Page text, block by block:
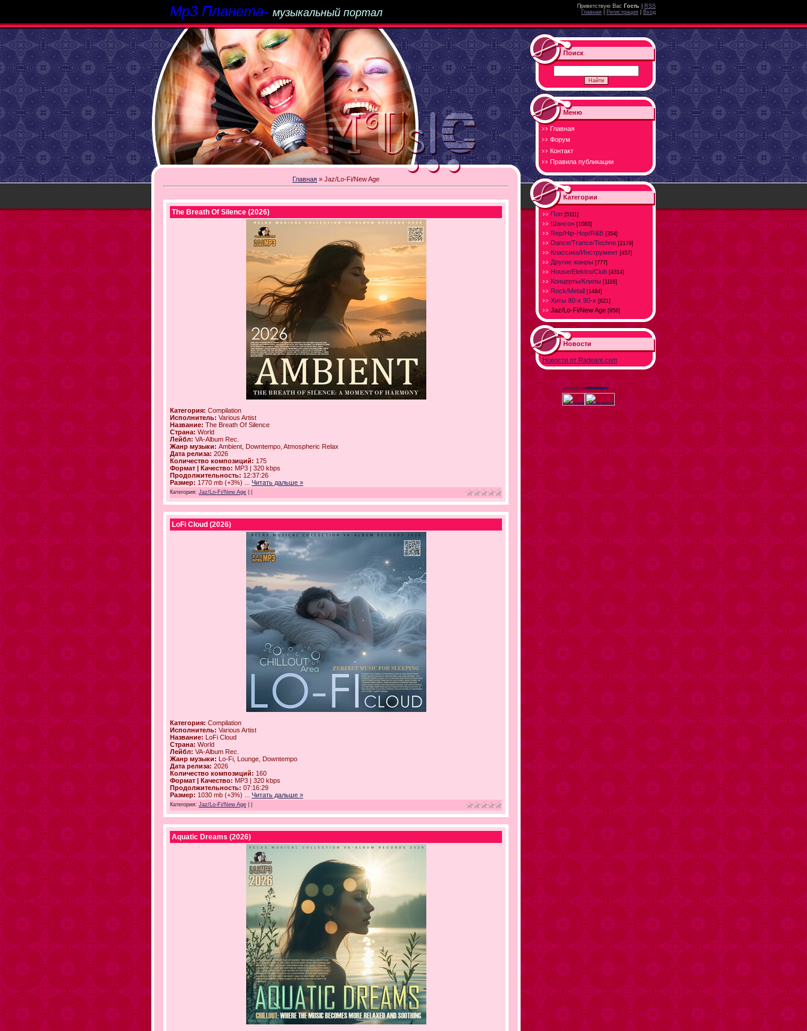
Mp3 Планета- музыкальный портал
Приветствую Вас Гость
RSS
Главная
Регистрация Вход
Главная » Jaz/Lo-Fi/New Age
The Breath Of Silence (2026)
Категория: Compilation
Исполнитель: Various Artist
Название: The Breath Of Silence
Страна: World
Лейбл: VA-Album Rec.
Жанр музыки: Ambient, Downtempo, Atmospheric Relax
Дата релиза: 2026
Количество композиций: 175
Формат | Качество: MP3 | 320 kbps
Продолжительность: 12:37:26
Размер: 1770 mb (+3%) Читать дальше »
Категория: Jaz/Lo-Fi/New Age
LoFi Cloud (2026)
Категория: Compilation
Исполнитель: Various Artist
Название: LoFi Cloud
Страна: World
Лейбл: VA-Album Rec.
Жанр музыки: Lo-Fi, Lounge, Downtempo
Дата релиза: 2026
Количество композиций: 160
Формат | Качество: MP3 | 320 kbps
Продолжительность: 07:16:29
Размер: 1030 mb (+3%) Читать дальше »
Категория: Jaz/Lo-Fi/New Age
Aquatic Dreams (2026)
Поиск
Меню
Главная
Форум
Контакт
Правила публикации
Категории
Поп [5111]
Шансон [1083]
Rep/Hip-Hop/R&B [354]
Dance/Trance/Techno [2179]
Классика/Инструмент [457]
Другие жанры [777]
House/Elektro/Club [4314]
Концерты/Клипы [1116]
Rock/Metall [1484]
Хиты 80-х 90-х [621]
Jaz/Lo-Fi/New Age [856]
Новости
Новости от Radeant.com